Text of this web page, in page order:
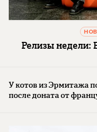
Релизы недели:
У котов из Эрмитажа
после доната от